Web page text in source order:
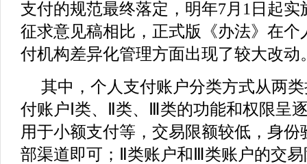
支付的规范最终落定，明年7月1日起
征求意见稿相比，正式版《办法》在个
付机构差异化管理方面出现了较大改动
其中，个人支付账户分类方式从两
付账户Ⅰ类、Ⅱ类、Ⅲ类的功能和权限呈
用于小额支付等，交易限额较低，身
部渠道即可；Ⅱ类账户和Ⅲ类账户的交